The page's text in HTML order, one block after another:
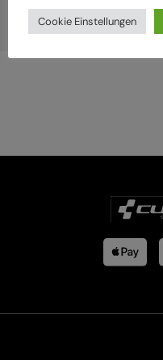
Cookie Einstellungen